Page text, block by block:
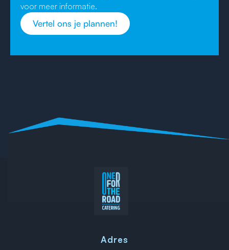
voor meer informatie.
Vertel ons je plannen!
Adres